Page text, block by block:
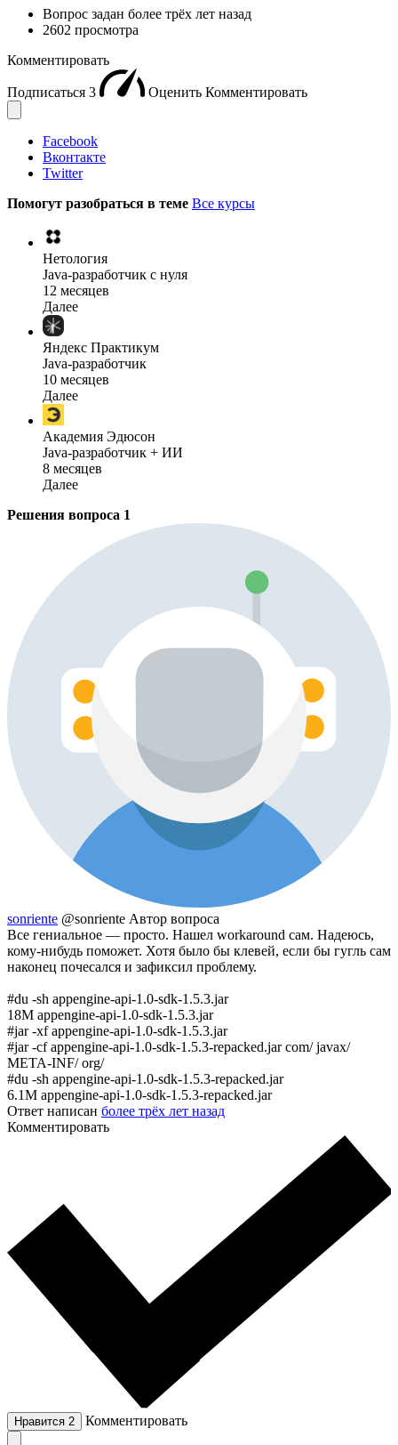
Вопрос задан более трёх лет назад
2602 просмотра
Комментировать
Подписаться 3 Оценить Комментировать
Facebook
Вконтакте
Twitter
Помогут разобраться в теме Все курсы
Нетология
Java-разработчик с нуля
12 месяцев
Далее
Яндекс Практикум
Java-разработчик
10 месяцев
Далее
Академия Эдюсон
Java-разработчик + ИИ
8 месяцев
Далее
Решения вопроса 1
sonriente @sonriente Автор вопроса
Все гениальное — просто. Нашел workaround сам. Надеюсь,
кому-нибудь поможет. Хотя было бы клевей, если бы гугль сам
наконец почесался и зафиксил проблему.
#du -sh appengine-api-1.0-sdk-1.5.3.jar
18M appengine-api-1.0-sdk-1.5.3.jar
#jar -xf appengine-api-1.0-sdk-1.5.3.jar
#jar -cf appengine-api-1.0-sdk-1.5.3-repacked.jar com/ javax/
META-INF/ org/
#du -sh appengine-api-1.0-sdk-1.5.3-repacked.jar
6.1M appengine-api-1.0-sdk-1.5.3-repacked.jar
Ответ написан более трёх лет назад
Комментировать
Нравится 2 Комментировать